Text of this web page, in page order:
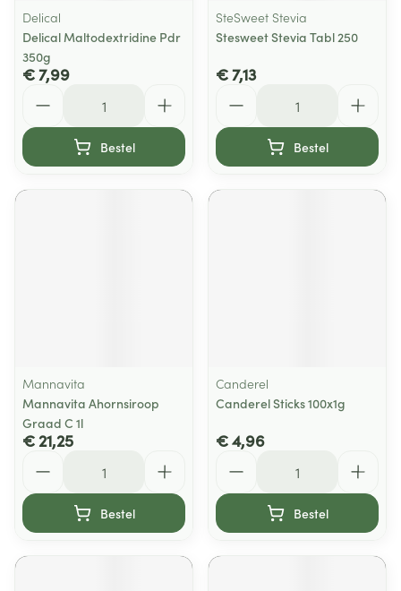
Delical
Delical Maltodextridine Pdr
350g
€ 7,99
Bestel
SteSweet Stevia
Stesweet Stevia Tabl 250
€ 7,13
Bestel
Mannavita
Mannavita Ahornsiroop
Graad C 1l
€ 21,25
Bestel
Canderel
Canderel Sticks 100x1g
€ 4,96
Bestel